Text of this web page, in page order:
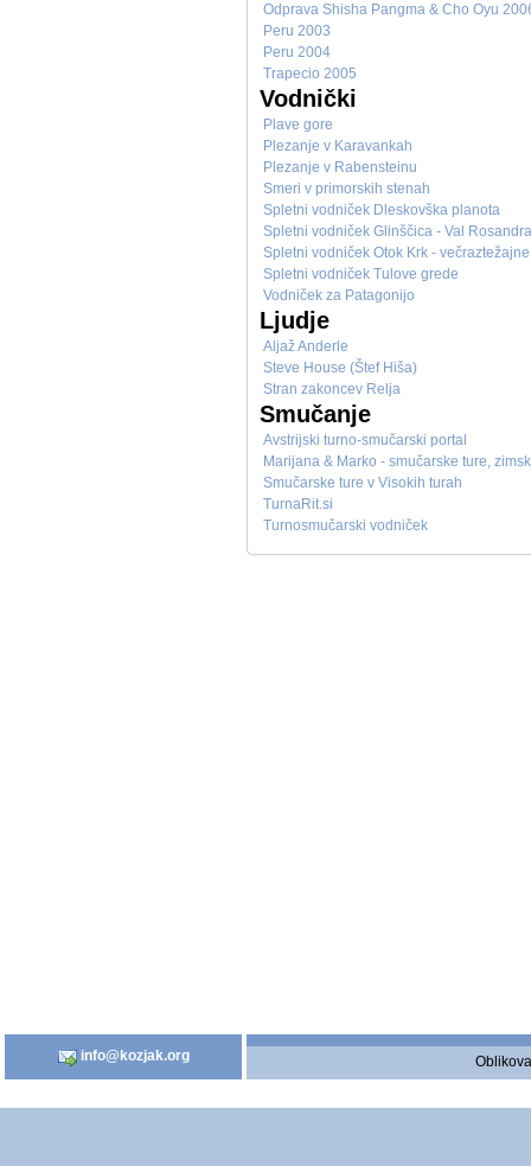
Odprava Shisha Pangma & Cho Oyu
Peru 2003
Peru 2004
Trapecio 2005
Vodnički
Plave gore
Plezanje v Karavankah
Plezanje v Rabensteinu
Smeri v primorskih stenah
Spletni vodniček Dleskovška planota
Spletni vodniček Glinščica - Val
Spletni vodniček Otok Krk -
Spletni vodniček Tulove grede
Vodniček za Patagonijo
Ljudje
Aljaž Anderle
Steve House (Štef Hiša)
Stran zakoncev Relja
Smučanje
Avstrijski turno-smučarski portal
Marijana & Marko - smučarske ture,
Smučarske ture v Visokih turah
TurnaRit.si
Turnosmučarski vodniček
info@kozjak.org